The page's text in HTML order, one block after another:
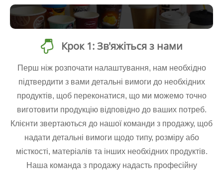
Крок 1: Зв'яжіться з нами
Перш ніж розпочати налаштування, нам необхідно
підтвердити з вами детальні вимоги до необхідних
продуктів, щоб переконатися, що ми можемо точно
виготовити продукцію відповідно до ваших потреб.
Клієнти звертаються до нашої команди з продажу, щоб
надати детальні вимоги щодо типу, розміру або
місткості, матеріалів та інших необхідних продуктів.
Наша команда з продажу надасть професійну